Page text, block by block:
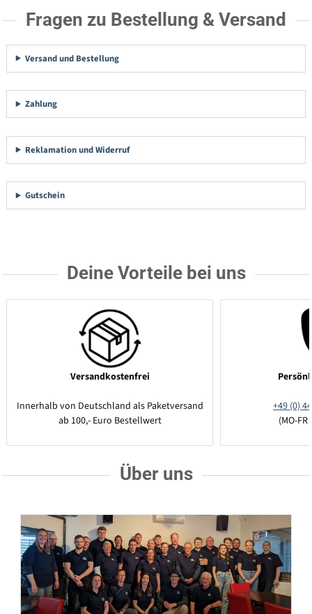
Fragen zu Bestellung & Versand
Versand und Bestellung
Zahlung
Reklamation und Widerruf
Gutschein
Deine Vorteile bei uns
Versandkostenfrei
Innerhalb von Deutschland als Paketversand
ab 100,- Euro Bestellwert
+49 (0)
(MO-
Über uns